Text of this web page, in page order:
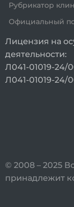
Рубрикатор
Официальный
Лицензия на
деятельности:
Л041-01019-24/
Л041-01019-24/
© 2008 – 2025
принадлежит